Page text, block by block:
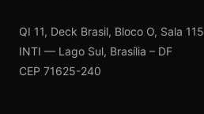
QI 11, Deck Brasil, Bloco O, Sala 115
INTI — Lago Sul, Brasília – DF
CEP 71625-240